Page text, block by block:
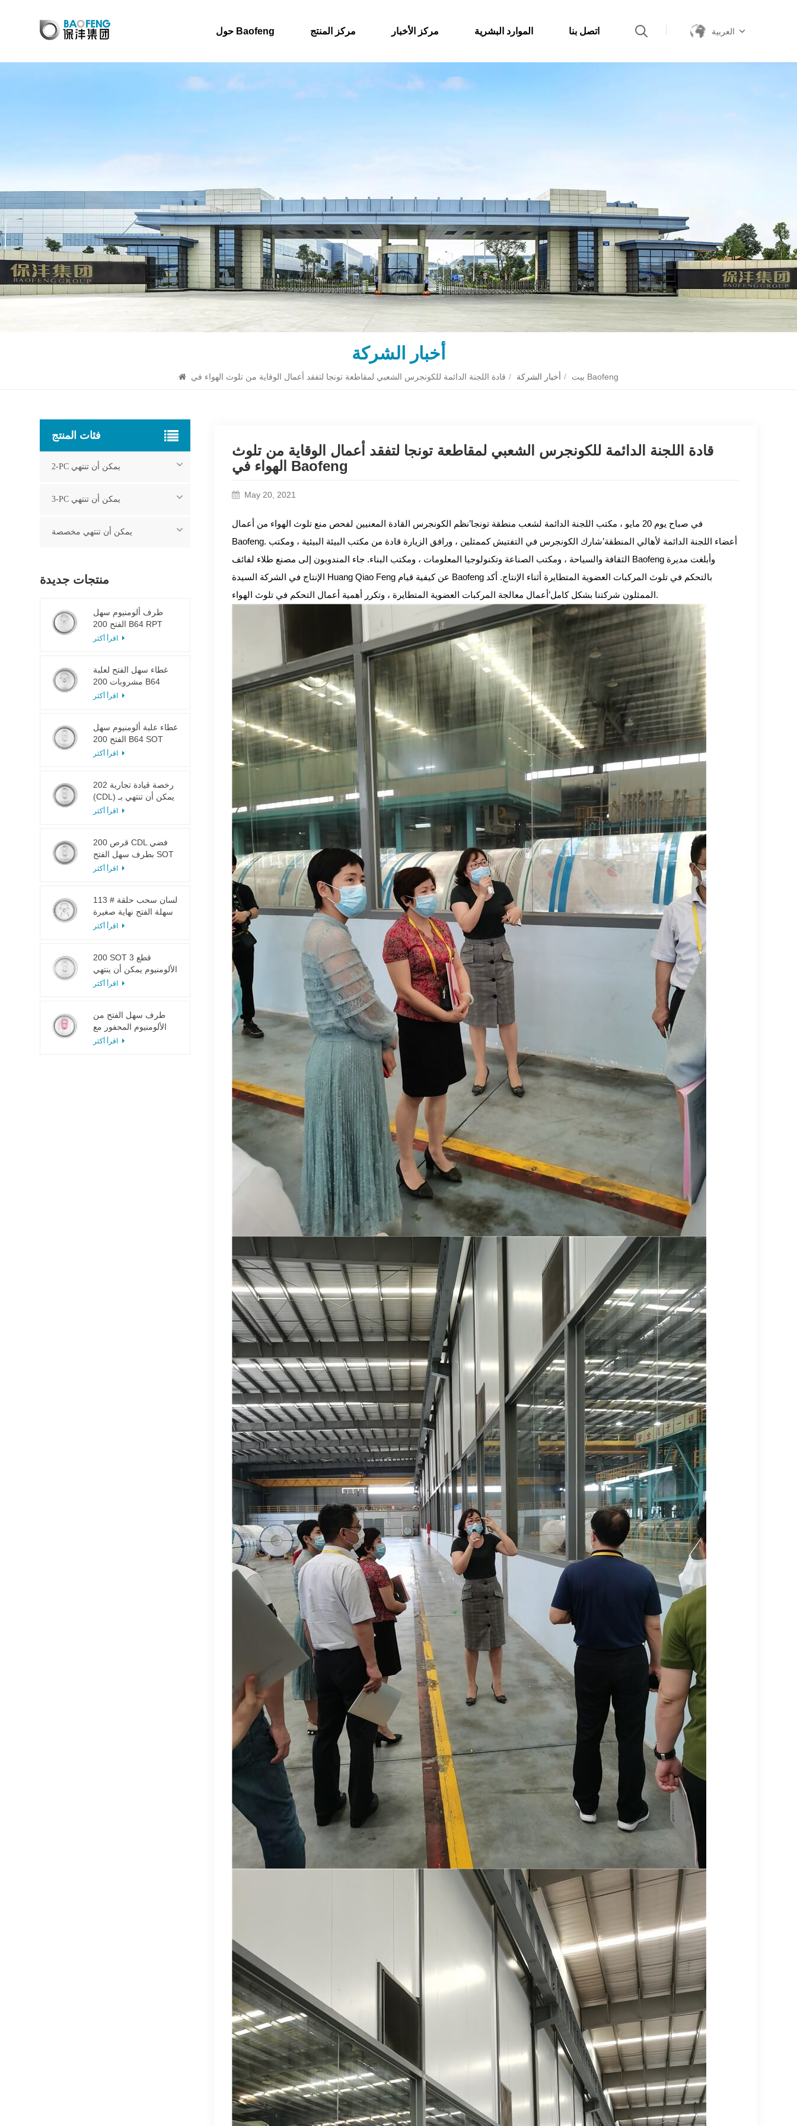
حول Baofeng مركز المنتج مركز الأخبار الموارد البشرية اتصل بنا العربية
أخبار الشركة
بيت / أخبار الشركة / قادة اللجنة الدائمة للكونجرس الشعبي لمقاطعة تونجا لتفقد أعمال الوقاية من تلوث الهواء في Baofeng
قادة اللجنة الدائمة للكونجرس الشعبي لمقاطعة تونجا لتفقد أعمال الوقاية من تلوث
الهواء في Baofeng
May 20, 2021
في صباح يوم 20 مايو ، مكتب اللجنة الدائمة لشعب منطقة تونجا ’نظم الكونجرس القادة المعنيين لفحص منع تلوث الهواء من أعمال
Baofeng. أعضاء اللجنة الدائمة لأهالي المنطقة’شارك الكونجرس في التفتيش كممثلين ، ورافق الزيارة قادة من مكتب البيئة البيئية ، ومكتب
الثقافة والسياحة ، ومكتب الصناعة وتكنولوجيا المعلومات ، ومكتب البناء. جاء المندوبون إلى مصنع طلاء لفائف Baofeng وأبلغت مديرة
الإنتاج في الشركة السيدة Huang Qiao Feng عن كيفية قيام Baofeng بالتحكم في تلوث المركبات العضوية المتطايرة أثناء الإنتاج. أكد
الممثلون شركتنا بشكل كامل’ أعمال معالجة المركبات العضوية المتطايرة ، وتكرر أهمية أعمال التحكم في تلوث الهواء.
فئات المنتج
2-PC يمكن أن تنتهي
3-PC يمكن أن تنتهي
يمكن أن تنتهي مخصصة
منتجات جديدة
طرف ألومنيوم سهل
الفتح 200 B64 RPT
LOE
غطاء سهل الفتح لعلبة
مشروبات 200 B64
غطاء علبة ألومنيوم سهل
الفتح 200 B64 SOT
LOE
202 رخصة قيادة تجارية
(CDL) يمكن أن تنتهي بـ
SOT LOE فضي خفيف
200 قرص CDL فضي
بطرف سهل الفتح SOT
LOE إيبوكسي
113 # لسان سحب حلقة
سهلة الفتح نهاية صغيرة
لعصير الفاكهة
200 SOT 3 قطع
الألومنيوم يمكن أن ينتهي
لتعليب الطعام والشراب
طرف سهل الفتح من
الألومنيوم المحفور مع
لسان وردي